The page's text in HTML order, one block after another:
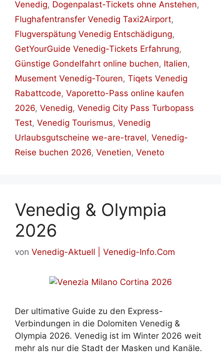
Venedig, Dogenpalast-Tickets ohne Anstehen,
Flughafentransfer Venedig Taxi2Airport,
Flugverspätung Venedig Entschädigung,
GetYourGuide Venedig-Tickets Erfahrung,
Günstige Gondelfahrt online buchen, Italien,
Musement Venedig-Touren, Tiqets Venedig
Rabattcode, Vaporetto-Pass online kaufen
2026, Venedig, Venedig City Pass Turbopass
Test, Venedig Tourismus, Venedig
Urlaubsgutscheine we-are-travel, Venedig-
Reise buchen 2026, Venetien, Veneto
Venedig & Olympia
2026
von Venedig-Aktuell | Venedig-Info.Com
Der ultimative Guide zu den Express-
Verbindungen in die Dolomiten Venedig &
Olympia 2026. Venedig ist im Winter 2026 weit
mehr als nur die Stadt der Masken und Kanäle.